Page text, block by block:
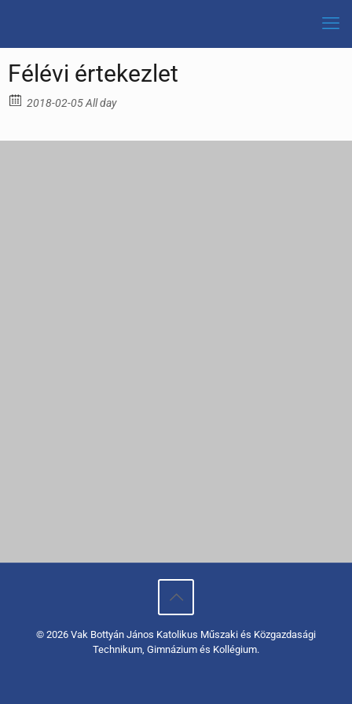
Félévi értekezlet
2018-02-05 All day
© 2026 Vak Bottyán János Katolikus Műszaki és Közgazdasági
Technikum, Gimnázium és Kollégium.